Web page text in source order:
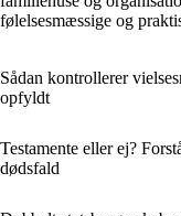
følelsesmæssige og
Sådan kontrollerer
opfyldt
Testamente eller ej?
dødsfald